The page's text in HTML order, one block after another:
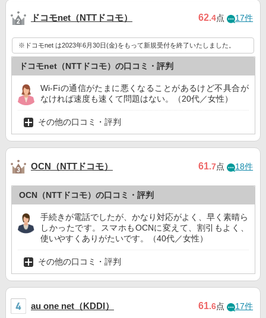
ドコモnet（NTTドコモ） 62.4点 17件
※ドコモnet は2023年6月30日(金)をもって新規受付を終了いたしました。
ドコモnet（NTTドコモ）の口コミ・評判
Wi-Fiの通信がたまに悪くなることがあるけど不具合が
なければ速度も速くて問題はない。（20代／女性）
その他の口コミ・評判
OCN（NTTドコモ） 61.7点 18件
OCN（NTTドコモ）の口コミ・評判
手続きが電話でしたが、かなり対応がよく、早く素晴ら
しかったです。スマホもOCNに変えて、割引もよく、
使いやすくありがたいです。（40代／女性）
その他の口コミ・評判
au one net（KDDI） 61.6点 17件